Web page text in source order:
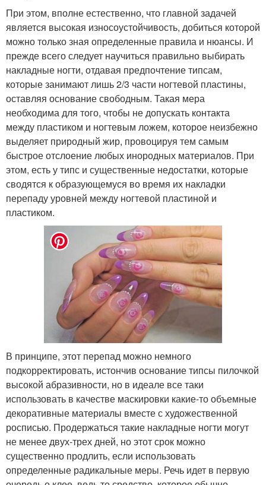
При этом, вполне естественно, что главной задачей
является высокая износоустойчивость, добиться которой
можно только зная определенные правила и нюансы. И
прежде всего следует научиться правильно выбирать
накладные ногти, отдавая предпочтение типсам,
которые занимают лишь 2/3 части ногтевой пластины,
оставляя основание свободным. Такая мера
необходима для того, чтобы не допускать контакта
между пластиком и ногтевым ложем, которое неизбежно
выделяет природный жир, провоцируя тем самым
быстрое отслоение любых инородных материалов. При
этом, есть у типс и существенные недостатки, которые
сводятся к образующемуся во время их накладки
перепаду уровней между ногтевой пластиной и
пластиком.
В принципе, этот перепад можно немного
подкорректировать, истончив основание типсы пилочкой
высокой абразивности, но в идеале все таки
использовать в качестве маскировки какие-то объемные
декоративные материалы вместе с художественной
росписью. Продержаться такие накладные ногти могут
не менее двух-трех дней, но этот срок можно
существенно продлить, если использовать
определенные радикальные меры. Речь идет в первую